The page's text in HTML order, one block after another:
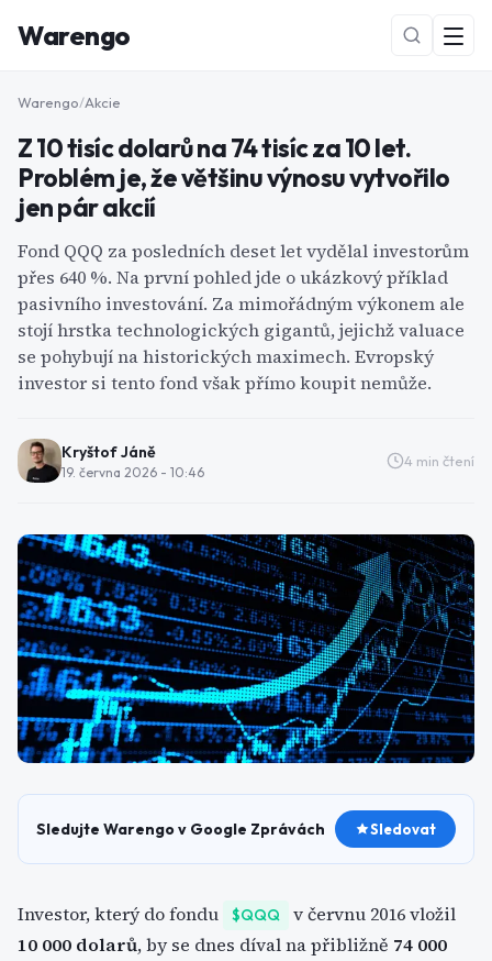
Warengo
NOVÉ
Warengo/Akcie
Z 10 tisíc dolarů na 74 tisíc za 10 let.
Problém je, že většinu výnosu vytvořilo
jen pár akcií
Fond QQQ za posledních deset let vydělal investorům
přes 640 %. Na první pohled jde o ukázkový příklad
pasivního investování. Za mimořádným výkonem ale
stojí hrstka technologických gigantů, jejichž valuace
se pohybují na historických maximech. Evropský
investor si tento fond však přímo koupit nemůže.
Kryštof Jáně
19. června 2026 - 10:46
4 min čtení
Sledujte Warengo v Google Zprávách Sledovat
Investor, který do fondu $QQQ
v červnu 2016 vložil
10 000 dolarů, by se dnes díval na přibližně 74 000